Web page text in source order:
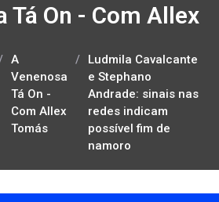
Tá On - Com Allex
A
Venenosa
Tá On -
Com Allex
Tomás
/
Ludmila Cavalcante
e Stephano
Andrade: sinais nas
redes indicam
possível fim de
namoro